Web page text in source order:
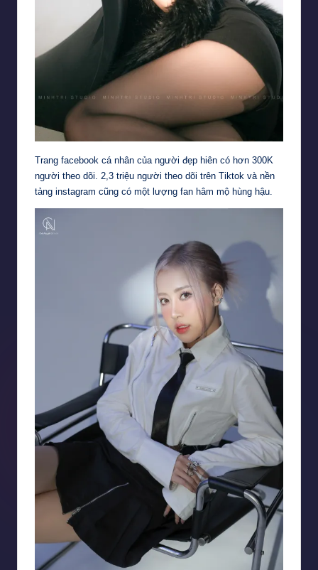
Trang facebook cá nhân của người đẹp hiên có hơn 300K
người theo dõi. 2,3 triệu người theo dõi trên Tiktok và nền
tảng instagram cũng có một lượng fan hâm mộ hùng hậu.